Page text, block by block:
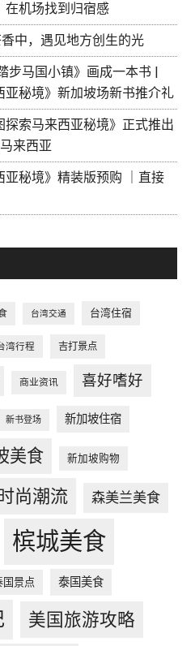
在机场找到归宿感
中，遇见地方创生的光
步马国小镇》画成一本书 |
亚秘境》新加坡场新书推介礼
索马来西亚秘境》正式推出
来西亚
亚秘境》精装版预购 ｜直接
台湾交通 台湾住宿
湾行程 吉打景点
商业资讯 喜好嗜好
新书登场 新加坡住宿
美食 新加坡购物
尚潮流 森美兰美食
槟城美食
国景点 泰国美食
美国旅游攻略